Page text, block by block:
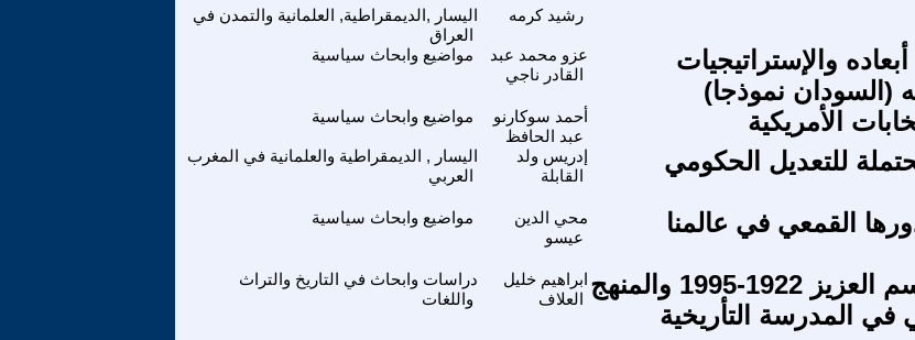
اليسار ,الديمقراطية, العلمانية والتمدن في
العراق
رشيد كرمه
مواضيع وابحاث سياسية
عزو محمد عبد
القادر ناجي
والإستراتيجيات
(السودان نموذجا)
مواضيع وابحاث سياسية
أحمد سوكارنو
عبد الحافظ
الأمريكية
اليسار , الديمقراطية والعلمانية في المغرب
العربي
إدريس ولد
القابلة
للتعديل الحكومي
مواضيع وابحاث سياسية
محي الدين
عيسو
القمعي في عالمنا
دراسات وابحاث في التاريخ والتراث
واللغات
ابراهيم خليل
العلاف الدكتور حسين قاسم العزيز 1922-1995 والمنهج
في المدرسة التأريخية